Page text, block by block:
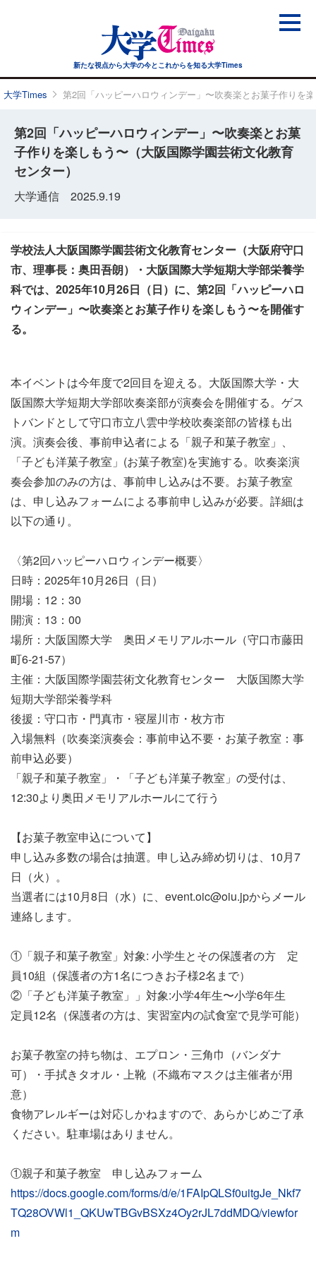
新たな視点から大学の今とこれからを知る大学Times
大学Times 第2回「ハッピーハロウィンデー」〜吹奏楽とお菓子作りを
第2回「ハッピーハロウィンデー」〜吹奏楽とお菓
子作りを楽しもう〜（大阪国際学園芸術文化教育
センター）
大学通信 2025.9.19
学校法人大阪国際学園芸術文化教育センター（大阪府守口
市、理事長：奥田吾朗）・大阪国際大学短期大学部栄養学
科では、2025年10月26日（日）に、第2回「ハッピーハロ
ウィンデー」〜吹奏楽とお菓子作りを楽しもう〜を開催す
る。
本イベントは今年度で2回目を迎える。大阪国際大学・大
阪国際大学短期大学部吹奏楽部が演奏会を開催する。ゲス
トバンドとして守口市立八雲中学校吹奏楽部の皆様も出
演。演奏会後、事前申込者による「親子和菓子教室」、
「子ども洋菓子教室」(お菓子教室)を実施する。吹奏楽演
奏会参加のみの方は、事前申し込みは不要。お菓子教室
は、申し込みフォームによる事前申し込みが必要。詳細は
以下の通り。
〈第2回ハッピーハロウィンデー概要〉
日時：2025年10月26日（日）
開場：12：30
開演：13：00
場所：大阪国際大学 奥田メモリアルホール（守口市藤田
町6-21-57）
主催：大阪国際学園芸術文化教育センター 大阪国際大学
短期大学部栄養学科
後援：守口市・門真市・寝屋川市・枚方市
入場無料（吹奏楽演奏会：事前申込不要・お菓子教室： 事
前申込必要）
「親子和菓子教室」・「子ども洋菓子教室」の受付は、
12:30より奥田メモリアルホールにて行う
【お菓子教室申込について】
申し込み多数の場合は抽選。申し込み締め切りは、10月7
日（火）。
当選者には10月8日（水）に、event.oic@oiu.jpからメール
連絡します。
①「親子和菓子教室」対象: 小学生とその保護者の方 定
員10組（保護者の方1名につきお子様2名まで）
②「子ども洋菓子教室」」対象:小学4年生〜小学6年生
定員12名（保護者の方は、実習室内の試食室で見学可能）
お菓子教室の持ち物は、エプロン・三角巾（バンダナ
可）・手拭きタオル・上靴（不織布マスクは主催者が用
意）
食物アレルギーは対応しかねますので、あらかじめご了承
ください。駐車場はありません。
①親子和菓子教室 申し込みフォーム
https://docs.google.com/forms/d/e/1FAIpQLSf0uitgJe_Nkf7
TQ28OVWl1_QKUwTBGvBSXz4Oy2rJL7ddMDQ/viewfor
m